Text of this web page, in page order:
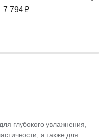
7 794 ₽
глубокого увлажнения,
а также для